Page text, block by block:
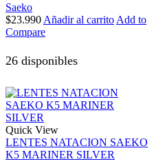
Saeko
$23.990 Añadir al carrito Add to
Compare
26 disponibles
Quick View
LENTES NATACION SAEKO
K5 MARINER SILVER